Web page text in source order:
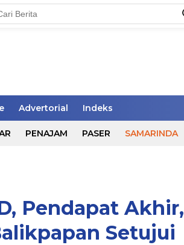
Advertorial Indeks
PENAJAM PASER SAMARINDA
Pendapat Akhir,
Setujui